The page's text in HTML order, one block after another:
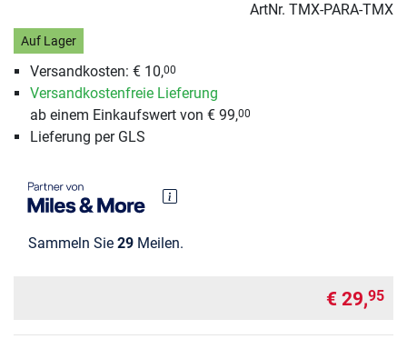
ArtNr. TMX-PARA-TMX
Auf Lager
Versandkosten: € 10,00
Versandkostenfreie Lieferung
ab einem Einkaufswert von € 99,00
Lieferung per GLS
Sammeln Sie 29 Meilen.
€ 29,95